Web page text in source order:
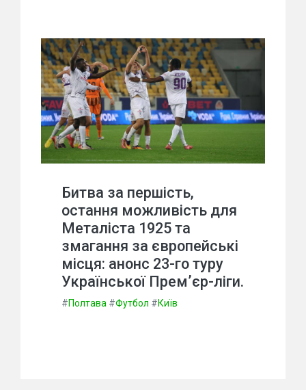
Битва за першість,
остання можливість для
Металіста 1925 та
змагання за європейські
місця: анонс 23-го туру
Української Прем’єр-ліги.
#Полтава #Футбол #Київ